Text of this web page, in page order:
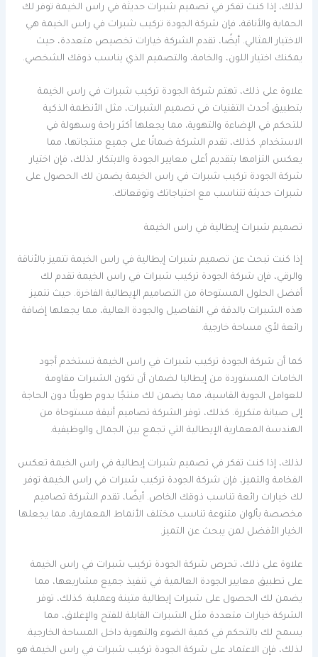
لذلك، إذا كنت تفكر في تصميم شبرات حديثة في راس الخيمة توفر لك
الحماية والأناقة، فإن شركة الجودة تركيب شبرات في راس الخيمة هي
الاختيار المثالي. أيضًا، تقدم الشركة خيارات تخصيص متعددة، حيث
يمكنك اختيار اللون، والخامة، والتصميم الذي يناسب ذوقك الشخصي.
علاوة على ذلك، تهتم شركة الجودة تركيب شبرات في راس الخيمة
بتطبيق أحدث التقنيات في تصميم الشبرات، مثل الأنظمة الذكية
للتحكم في الإضاءة والتهوية، مما يجعلها أكثر راحة وسهولة في
الاستخدام. كذلك، تقدم الشركة ضمانًا على جميع منتجاتها، مما
يعكس التزامها بتقديم أعلى معايير الجودة والابتكار. لذلك، فإن اختيار
شركة الجودة تركيب شبرات في راس الخيمة يضمن لك الحصول على
شبرات حديثة تتناسب مع احتياجاتك وتوقعاتك.
تصميم شبرات إيطالية في راس الخيمة
إذا كنت تبحث عن تصميم شبرات إيطالية في راس الخيمة تتميز بالأناقة
والرقي، فإن شركة الجودة تركيب شبرات في راس الخيمة تقدم لك
أفضل الحلول المستوحاة من التصاميم الإيطالية الفاخرة. حيث تتميز
هذه الشبرات بالدقة في التفاصيل والجودة العالية، مما يجعلها إضافة
رائعة لأي مساحة خارجية.
كما أن شركة الجودة تركيب شبرات في راس الخيمة تستخدم أجود
الخامات المستوردة من إيطاليا لضمان أن تكون الشبرات مقاومة
للعوامل الجوية القاسية، مما يضمن لك منتجًا يدوم طويلًا دون الحاجة
إلى صيانة متكررة. كذلك، توفر الشركة تصاميم أنيقة مستوحاة من
الهندسة المعمارية الإيطالية التي تجمع بين الجمال والوظيفية.
لذلك، إذا كنت تفكر في تصميم شبرات إيطالية في راس الخيمة تعكس
الفخامة والتميز، فإن شركة الجودة تركيب شبرات في راس الخيمة توفر
لك خيارات رائعة تناسب ذوقك الخاص. أيضًا، تقدم الشركة تصاميم
مخصصة بألوان متنوعة تناسب مختلف الأنماط المعمارية، مما يجعلها
الخيار الأفضل لمن يبحث عن التميز.
علاوة على ذلك، تحرص شركة الجودة تركيب شبرات في راس الخيمة
على تطبيق معايير الجودة العالمية في تنفيذ جميع مشاريعها، مما
يضمن لك الحصول على شبرات إيطالية متينة وعملية. كذلك، توفر
الشركة خيارات متعددة مثل الشبرات القابلة للفتح والإغلاق، مما
يسمح لك بالتحكم في كمية الضوء والتهوية داخل المساحة الخارجية.
لذلك، فإن الاعتماد على شركة الجودة تركيب شبرات في راس الخيمة هو